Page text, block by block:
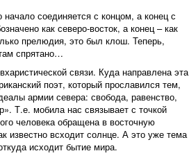
соединяется с концом, а конец с
как северо-восток, а конец – как
прелюдия, это был клош. Теперь,
спрятано…
связи. Куда направлена эта
поэт, который прославился тем,
армии севера: свобода, равенство,
Т.е. мобила нас связывает с точкой
человека обращена в восточную
известно всходит солнце. А это уже тема
исходит бытие мира.